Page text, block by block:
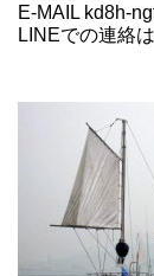
E-MAIL kd8h-
LINEでの連絡